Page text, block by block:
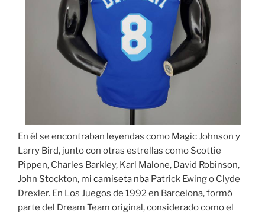
En él se encontraban leyendas como Magic Johnson y
Larry Bird, junto con otras estrellas como Scottie
Pippen, Charles Barkley, Karl Malone, David Robinson,
John Stockton, mi camiseta nba Patrick Ewing o Clyde
Drexler. En Los Juegos de 1992 en Barcelona, formó
parte del Dream Team original, considerado como el